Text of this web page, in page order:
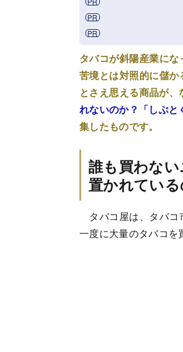
タバコが斜陽産業に
苦境とは対照的に儲
とさえ思える商品が
れないのか？「しぶと
集したものです。
誰も買わな
置かれてい
タバコ屋は、タバコ
一度に大量のタバコを